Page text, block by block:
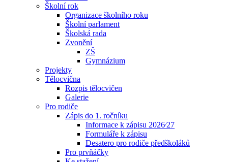
Školní rok
Organizace školního roku
Školní parlament
Školská rada
Zvonění
ZŠ
Gymnázium
Projekty
Tělocvična
Rozpis tělocvičen
Galerie
Pro rodiče
Zápis do 1. ročníku
Informace k zápisu 2026⁄27
Formuláře k zápisu
Desatero pro rodiče předškoláků
Pro prvňáčky